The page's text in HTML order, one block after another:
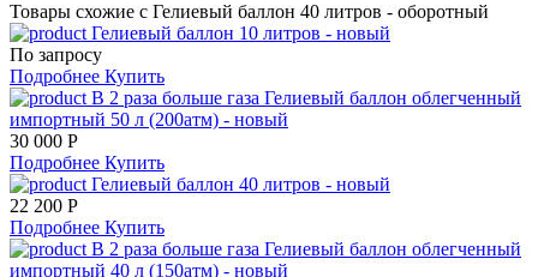
Товары схожие с Гелиевый баллон 40 литров - оборотный
Гелиевый баллон 10 литров - новый
По запросу
Подробнее Купить
В 2 раза больше газа Гелиевый баллон облегченный
импортный 50 л (200атм) - новый
30 000 Р
Подробнее Купить
Гелиевый баллон 40 литров - новый
22 200 Р
Подробнее Купить
В 2 раза больше газа Гелиевый баллон облегченный
импортный 40 л (150атм) - новый